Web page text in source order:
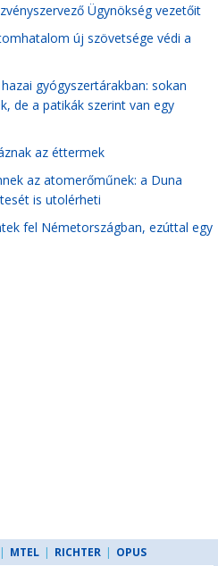
Ügynökség vezetőit
új szövetsége védi a
gyógyszertárakban: sokan
de a patikák szerint van egy
az éttermek
az atomerőműnek: a Duna
is utolérheti
fel Németországban, ezúttal egy
| MTEL | RICHTER | OPUS